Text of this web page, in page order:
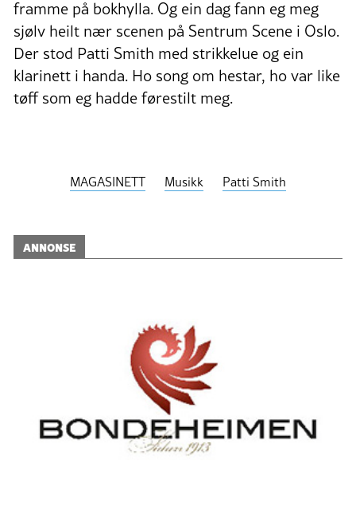
framme på bokhylla. Og ein dag fann eg meg
sjølv heilt nær scenen på Sentrum Scene i Oslo.
Der stod Patti Smith med strikkelue og ein
klarinett i handa. Ho song om hestar, ho var like
tøff som eg hadde førestilt meg.
MAGASINETT Musikk Patti Smith
ANNONSE